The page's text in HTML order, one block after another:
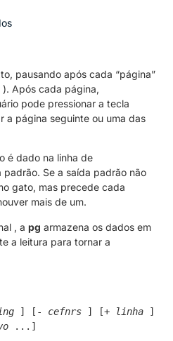
pausando após cada “página”
Após cada página,
pode pressionar a tecla
a página seguinte ou uma das
é dado na linha de
padrão. Se a saída padrão não
gato, mas precede cada
mais de um.
, apg armazena os dados em
a leitura para tornar a
] [- cefnrs ] [+ linha ]
...]